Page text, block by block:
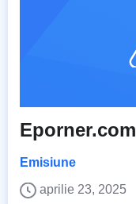
Eporner.com
Emisiune
aprilie 23, 2025